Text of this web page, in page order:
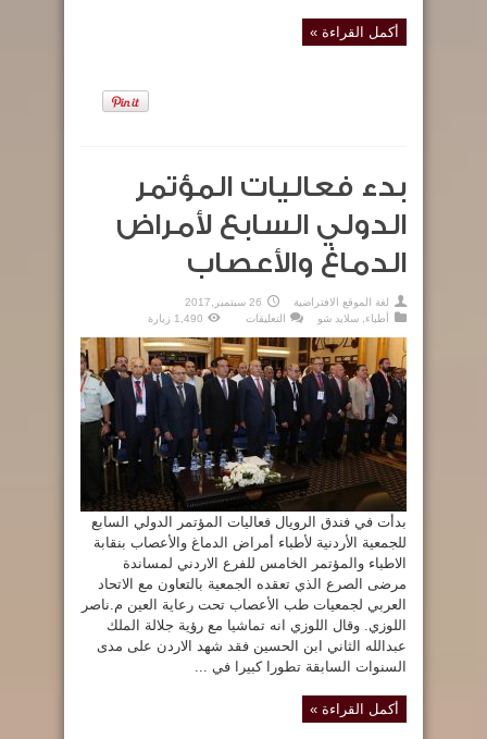
أكمل القراءة »
بدء فعاليات المؤتمر
الدولي السابع لأمراض
الدماغ والأعصاب
لغة الموقع الافتراضية
26 سبتمبر,2017
أطباء, سلايد شو التعليقات
فعاليات
المؤتمر
الدولي
السابع
لأمراض
الدماغ
والأعصاب
مغلقة
1,490 زيارة
بدأت في فندق الرويال فعاليات المؤتمر الدولي السابع
للجمعية الأردنية لأطباء أمراض الدماغ والأعصاب بنقابة
الاطباء والمؤتمر الخامس للفرع الاردني لمساندة
مرضى الصرع الذي تعقده الجمعية بالتعاون مع الاتحاد
العربي لجمعيات طب الأعصاب تحت رعاية العين م.ناصر
اللوزي. وقال اللوزي انه تماشيا مع رؤية جلالة الملك
عبدالله الثاني ابن الحسين فقد شهد الاردن على مدى
السنوات السابقة تطورا كبيرا في ...
أكمل القراءة »